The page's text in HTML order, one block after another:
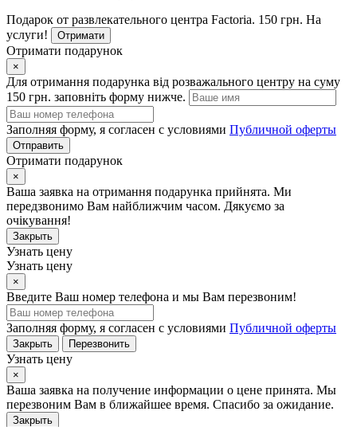
Подарок от развлекательного центра Factoria. 150 грн. На
услуги!
Отримати
Отримати подарунок
×
Для отримання подарунка від розважального центру на суму
150 грн. заповніть форму нижче.
Заполняя форму, я согласен с условиями Публичной оферты
Отправить
Отримати подарунок
×
Ваша заявка на отримання подарунка прийнята. Ми
передзвонимо Вам найближчим часом. Дякуємо за
очікування!
Закрыть
Узнать цену
Узнать цену
×
Введите Ваш номер телефона и мы Вам перезвоним!
Заполняя форму, я согласен с условиями Публичной оферты
Закрыть Перезвонить
Узнать цену
×
Ваша заявка на получение информации о цене принята. Мы
перезвоним Вам в ближайшее время. Спасибо за ожидание.
Закрыть